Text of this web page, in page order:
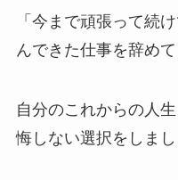
「今まで頑張って続
んできた仕事を辞め
自分のこれからの人
悔しない選択をしまし